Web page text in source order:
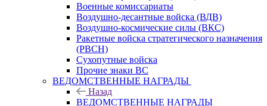
Военные комиссариаты
Воздушно-десантные войска (ВДВ)
Воздушно-космические силы (ВКС)
Ракетные войска стратегического назначения
(РВСН)
Сухопутные войска
Прочие знаки ВС
ВЕДОМСТВЕННЫЕ НАГРАДЫ
Назад
ВЕДОМСТВЕННЫЕ НАГРАДЫ